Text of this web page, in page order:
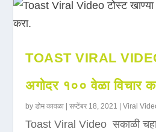
TOAST VIRAL
अगोदर १०० वेळा विचार
byडोम कावळा |सप्टेंबर 18, 2021 |Viral
Toast Viral Video सकाळी चहा